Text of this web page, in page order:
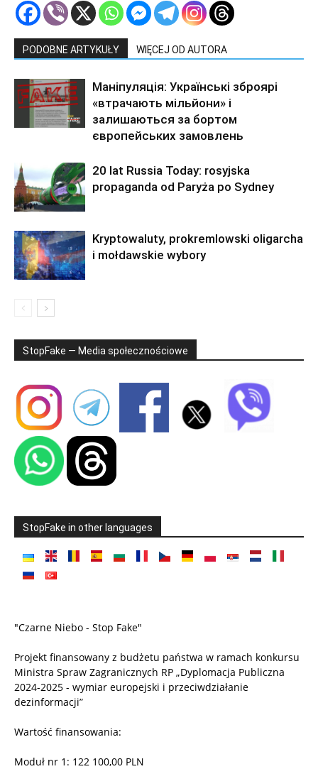
PODOBNE ARTYKUŁY WIĘCEJ OD AUTORA
Маніпуляція: Українські зброярі
«втрачають мільйони» і
залишаються за бортом
європейських замовлень
20 lat Russia Today: rosyjska
propaganda od Paryża po Sydney
Kryptowaluty, prokremlowski oligarcha
i mołdawskie wybory
StopFake — Media społecznościowe
StopFake in other languages
"Czarne Niebo - Stop Fake"
Projekt finansowany z budżetu państwa w ramach konkursu
Ministra Spraw Zagranicznych RP „Dyplomacja Publiczna
2024-2025 - wymiar europejski i przeciwdziałanie
dezinformacji”
Wartość finansowania:
Moduł nr 1: 122 100,00 PLN